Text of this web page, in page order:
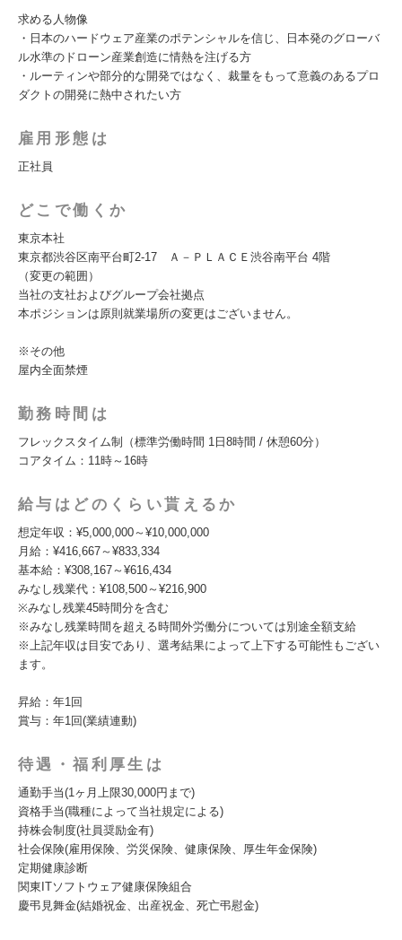
求める人物像
・日本のハードウェア産業のポテンシャルを信じ、日本発のグローバ
ル水準のドローン産業創造に情熱を注げる方
・ルーティンや部分的な開発ではなく、裁量をもって意義のあるプロ
ダクトの開発に熱中されたい方
雇用形態は
正社員
どこで働くか
東京本社
東京都渋谷区南平台町2-17 Ａ－ＰＬＡＣＥ渋谷南平台 4階
（変更の範囲）
当社の支社およびグループ会社拠点
本ポジションは原則就業場所の変更はございません。
※その他
屋内全面禁煙
勤務時間は
フレックスタイム制（標準労働時間 1日8時間 / 休憩60分）
コアタイム：11時～16時
給与はどのくらい貰えるか
想定年収：¥5,000,000～¥10,000,000
月給：¥416,667～¥833,334
基本給：¥308,167～¥616,434
みなし残業代：¥108,500～¥216,900
※みなし残業45時間分を含む
※みなし残業時間を超える時間外労働分については別途全額支給
※上記年収は目安であり、選考結果によって上下する可能性もござい
ます。
昇給：年1回
賞与：年1回(業績連動)
待遇・福利厚生は
通勤手当(1ヶ月上限30,000円まで)
資格手当(職種によって当社規定による)
持株会制度(社員奨励金有)
社会保険(雇用保険、労災保険、健康保険、厚生年金保険)
定期健康診断
関東ITソフトウェア健康保険組合
慶弔見舞金(結婚祝金、出産祝金、死亡弔慰金)